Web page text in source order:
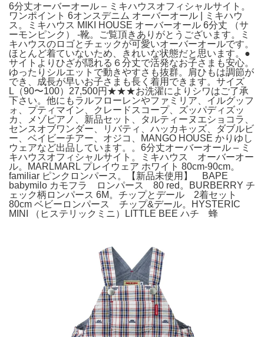
6分丈オーバーオール – ミキハウスオフィシャルサイト。
ワンポイント 6オンスデニム オーバーオール | ミキハウ
ス。ミキハウス MIKI HOUSE オーバーオール 6分丈 （サ
ーモンピンク） -靴。ご覧頂きありがとうございます。ミ
キハウスのロゴとチェックが可愛いオーバーオールです。
ほとんど着ていないため、きれいな状態だと思います。●
サイトよりひざが隠れる６分丈で活発なお子さまも安心。
ゆったりシルエットで動きやすさも抜群。肩ひもは調節が
でき、成長が早いお子さまも長く着用できます。サイズ
L（90〜100）27,500円★★★お洗濯によりシワはご了承
下さい。他にもラルフローレンやファミリア、イルグッフ
ォ、プティマイン、クレードスコープ、ズッパディズッ
カ、メゾピアノ、新品セット、タルティーヌエショコラ、
センスオブワンダー、リバティ、ハッカキッズ、ダブルビ
ー、ベイビーチアー、オジコ、MANGO HOUSE かりゆし
ウェアなど出品しています。。6分丈オーバーオール – ミ
キハウスオフィシャルサイト。ミキハウス オーバーオー
ル。MARLMARL プレイウェア ホワイト 80cm-90cm。
familiar ピンクロンパース。【新品未使用】 BAPE
babymilo カモフラ ロンパース 80 red。BURBERRY チ
ェック柄ロンパース 6M。チップとデール 2着セット
80cm ベビーロンパース チップ&デール。HYSTERIC
MINI （ヒステリックミニ）LITTLE BEE ハチ 蜂